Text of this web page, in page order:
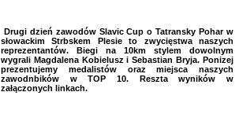
Drugi dzień zawodów Slavic Cup o Tatransky Pohar w
słowackim Strbskem Plesie to zwycięstwa naszych
reprezentantów. Biegi na 10km stylem dowolnym
wygrali Magdalena Kobielusz i Sebastian Bryja. Ponizej
prezentujemy medalistów oraz miejsca naszych
zawodnbików w TOP 10. Reszta wyników w
załączonych linkach.